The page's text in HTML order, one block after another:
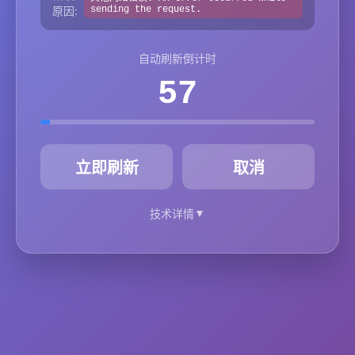
原因:
sending the request.
自动刷新倒计时
57
立即刷新 取消
技术详情▼